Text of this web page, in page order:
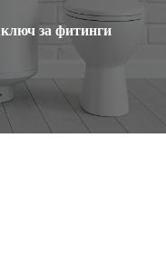
ключ за фитинги